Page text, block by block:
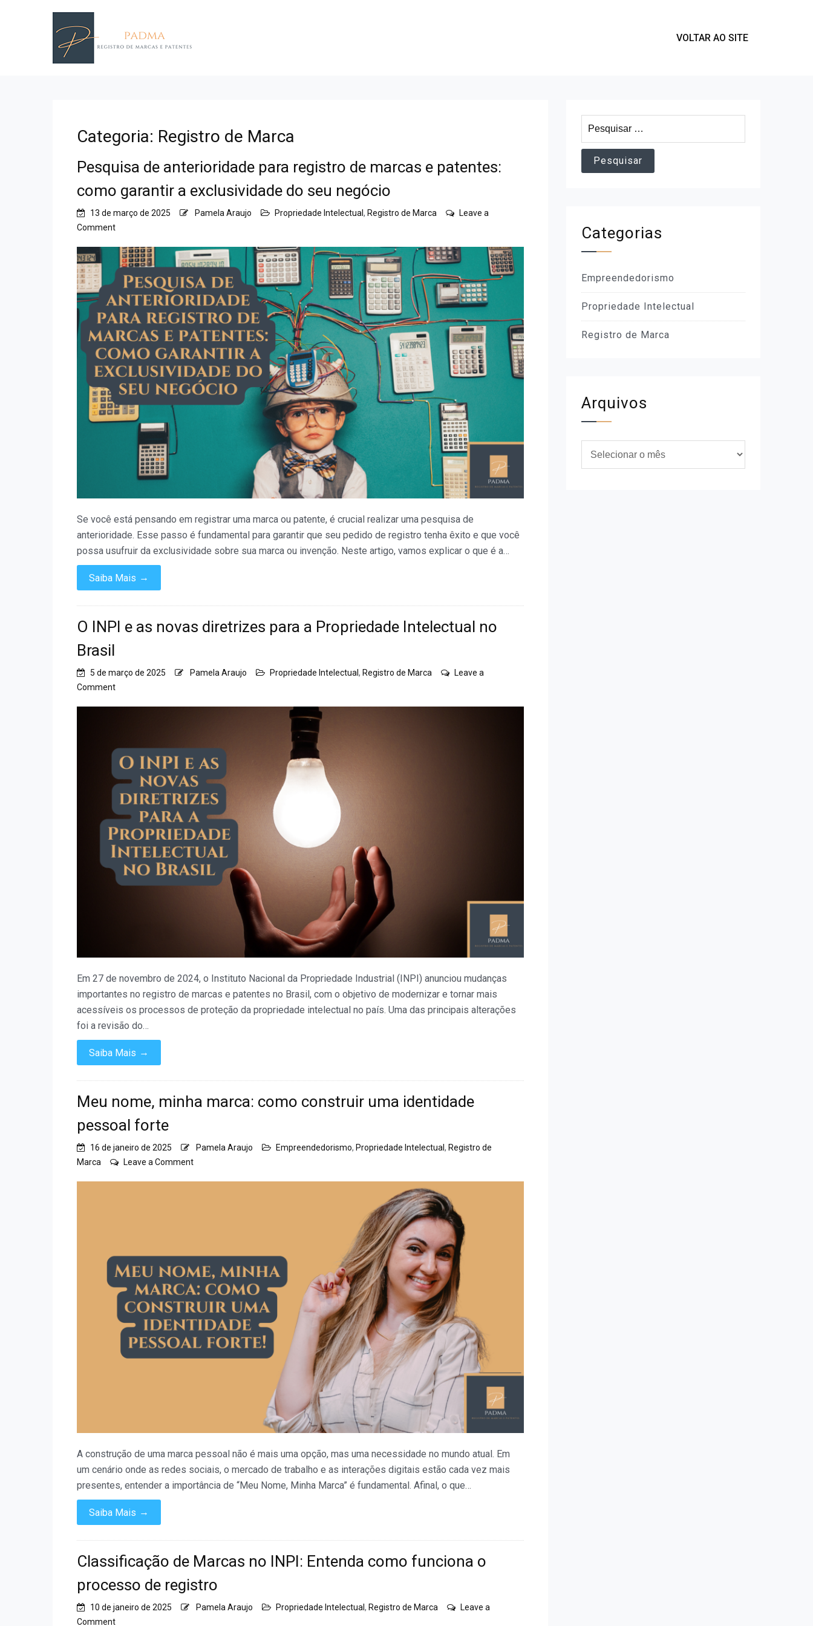
VOLTAR AO SITE
Categoria: Registro de Marca
Pesquisa de anterioridade para registro de marcas e patentes:
como garantir a exclusividade do seu negócio
13 de março de 2025 Pamela Araujo Propriedade Intelectual , Registro de Marca
Leave a
Commenton
de
anterioridade
para
registro
de
marcas
patentes:
como
garantir
a
exclusividade
do
seu
negócio
Se você está pensando em registrar uma marca ou patente, é crucial realizar uma pesquisa de
anterioridade. Esse passo é fundamental para garantir que seu pedido de registro tenha êxito e que você
possa usufruir da exclusividade sobre sua marca ou invenção. Neste artigo, vamos explicar o que é a…
Saiba Mais →
O INPI e as novas diretrizes para a Propriedade Intelectual no
Brasil
5 de março de 2025 Pamela Araujo Propriedade Intelectual , Registro de Marca
Leave a
Commenton
novas
diretrizes
a
Propriedade
Intelectual
no
Brasil
Em 27 de novembro de 2024, o Instituto Nacional da Propriedade Industrial (INPI) anunciou mudanças
importantes no registro de marcas e patentes no Brasil, com o objetivo de modernizar e tornar mais
acessíveis os processos de proteção da propriedade intelectual no país. Uma das principais alterações
foi a revisão do…
Saiba Mais →
Meu nome, minha marca: como construir uma identidade
pessoal forte
16 de janeiro de 2025 Pamela Araujo Empreendedorismo, Propriedade Intelectual, Registro de
Marca
Leave a Commenton
pessoal
forte
A construção de uma marca pessoal não é mais uma opção, mas uma necessidade no mundo atual. Em
um cenário onde as redes sociais, o mercado de trabalho e as interações digitais estão cada vez mais
presentes, entender a importância de “Meu Nome, Minha Marca” é fundamental. Afinal, o que…
Saiba Mais →
Classificação de Marcas no INPI: Entenda como funciona o
processo de registro
10 de janeiro de 2025 Pamela Araujo Propriedade Intelectual , Registro de Marca
Leave a
Commenton
por:
Categorias
Empreendedorismo
Propriedade Intelectual
Registro de Marca
Arquivos